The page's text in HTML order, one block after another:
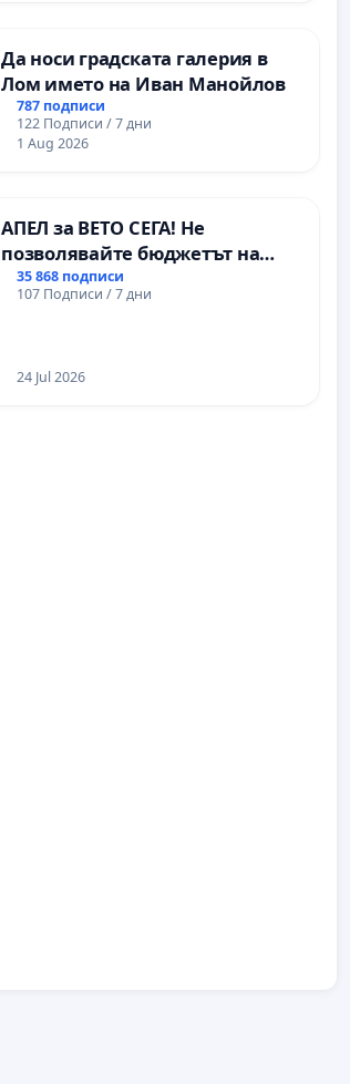
Да носи градската галерия в
Лом името на Иван Манойлов
787 подписи
122 Подписи / 7 дни
1 Aug 2026
АПЕЛ за ВЕТО СЕГА! Не
позволявайте бюджетът на
Радев да открадне парите и
правата ни в тъмното
35 868 подписи
107 Подписи / 7 дни
24 Jul 2026